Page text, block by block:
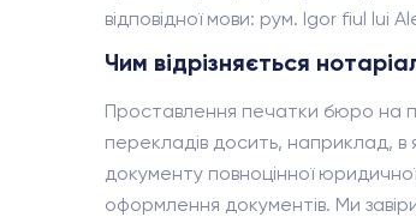
відповідної мови: рум. Igor fiul lui
Чим відрізняється
Проставлення печатки бюро на
перекладів досить, наприклад, в
документу повноцінної
оформлення документів. Ми